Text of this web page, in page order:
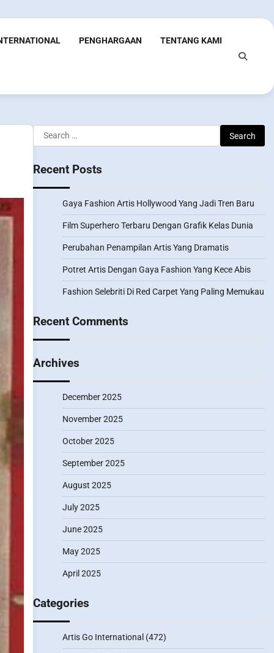
PENGHARGAAN TENTANG KAMI
Search
for:
Recent Posts
Gaya Fashion Artis Hollywood Yang Jadi Tren Baru
Film Superhero Terbaru Dengan Grafik Kelas Dunia
Perubahan Penampilan Artis Yang Dramatis
Potret Artis Dengan Gaya Fashion Yang Kece Abis
Fashion Selebriti Di Red Carpet Yang Paling Memukau
Recent Comments
Archives
December 2025
November 2025
October 2025
September 2025
August 2025
July 2025
June 2025
May 2025
April 2025
Categories
Artis Go International (472)